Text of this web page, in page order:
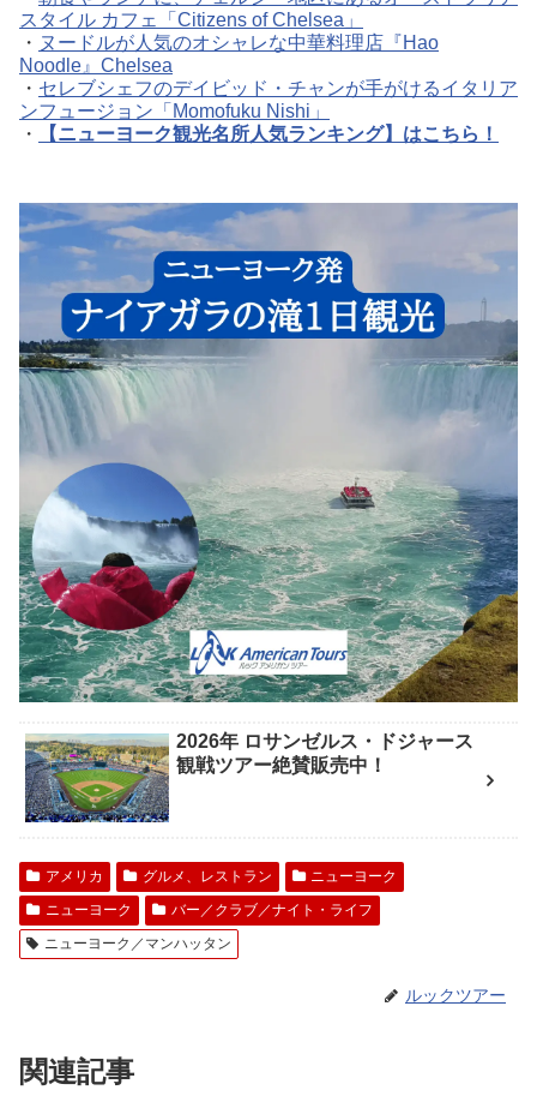
スタイル カフェ「Citizens of Chelsea」
・ ヌードルが人気のオシャレな中華料理店『Hao
Noodle』Chelsea
・ セレブシェフのデイビッド・チャンが手がけるイタリア
ンフュージョン「Momofuku Nishi」
・
【ニューヨーク観光名所人気ランキング】はこちら！
2026年 ロサンゼルス・ドジャース
観戦ツアー絶賛販売中！
アメリカ グルメ、レストラン
ニューヨーク
ニューヨーク
バー／クラブ／ナイト・ライフ
ニューヨーク／マンハッタン
ルックツアー
関連記事